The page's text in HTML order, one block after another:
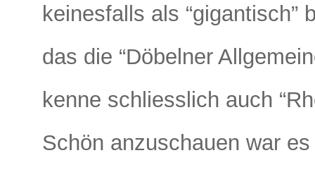
keinesfalls als “gigantisch”
das die “Döbelner
kenne schliesslich auch
Schön anzuschauen war